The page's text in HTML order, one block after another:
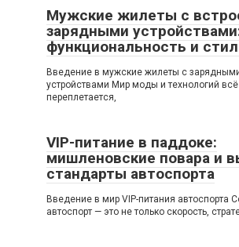
Мужские жилеты с
зарядными
функциональность и
Введение в мужские жилеты с
устройствами Мир моды и технологий
переплетается,
VIP-питание в паддоке:
мишленовские повара и
стандарты автоспорта
Введение в мир VIP-питания автоспорта
автоспорт — это не только скорость,